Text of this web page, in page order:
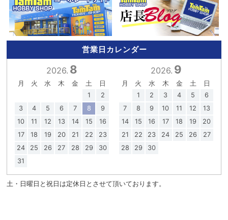
営業日カレンダー
2026. 8
月 火 水 木 金 土
日
1
2
3
4 5 6 7 8
9
10
11 12 13 14 15
16
17
18 19 20 21 22
23
24
25 26 27 28 29
30
31
2026. 9
月 火 水 木 金 土
日
1
2 3 4 5
6
7
8 9 10 11 12
13
14
15 16 17 18 19
20
21
22 23 24 25 26
27
28
29 30
土・日曜日と祝日は定休日とさせて頂いております。